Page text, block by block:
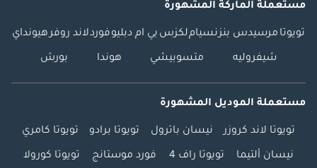
مستعملة الماركة المشهورة
تويوتا مرسيدس بنزنسياملكزس بي ام دبليوفوردلاند روفرهيونداي
شيفروليه متسوبيشي هوندا بورش
مستعملة الموديل المشهورة
تويوتا لاند كروزر نيسان باترول تويوتا برادو تويوتا كامري
نيسان ألتيما تويوتا راف 4 فورد موستانج تويوتا كورولا